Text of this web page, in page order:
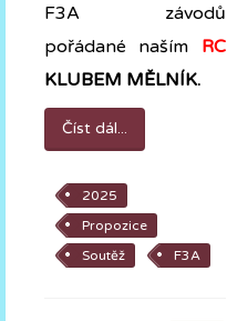
F3A závodů
pořádané naším RC
KLUBEM MĚLNÍK.
Číst dál...
2025
Propozice
Soutěž
F3A